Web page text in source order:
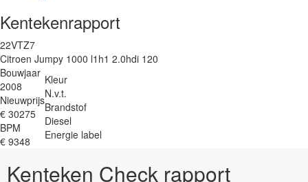
Kentekenrapport
22VTZ7
Citroen Jumpy 1000 l1h1 2.0hdi 120
Bouwjaar
2008
Nieuwprijs
€ 30275
BPM
€ 9348
Kleur
N.v.t.
Brandstof
Diesel
Energie label
Kenteken Check rapport